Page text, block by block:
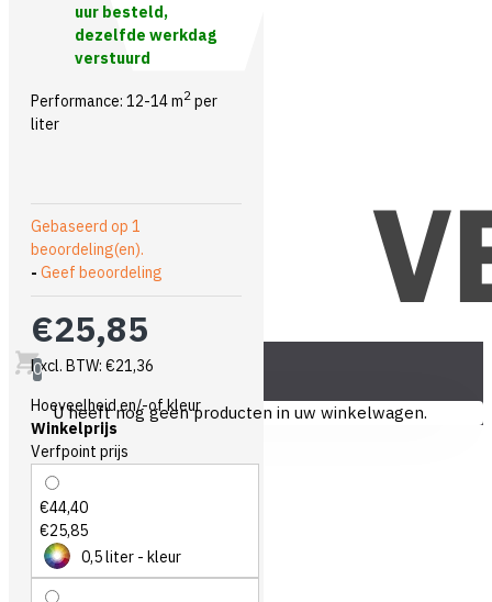
0
U heeft nog geen producten in uw winkelwagen.
uur besteld,
dezelfde werkdag
verstuurd
Performance: 12-14 m2 per
liter
Gebaseerd op 1
beoordeling(en).
- Geef beoordeling
€25,85
Excl. BTW: €21,36
Hoeveelheid en/-of kleur
Winkelprijs
Verfpoint prijs
€44,40
€25,85
0,5 liter - kleur